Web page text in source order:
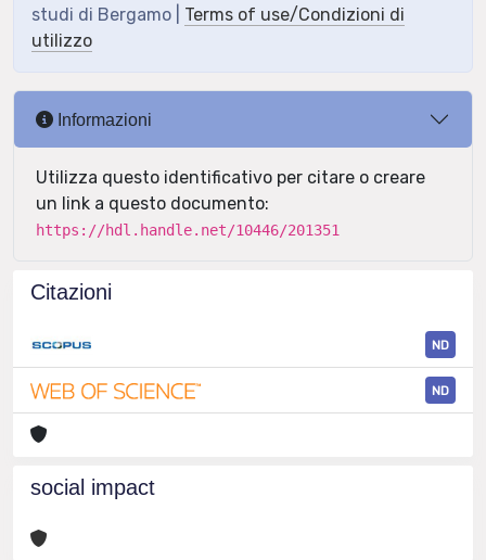
studi di Bergamo | Terms of use/Condizioni di
utilizzo
Informazioni
Utilizza questo identificativo per citare o creare
un link a questo documento:
https://hdl.handle.net/10446/201351
Citazioni
ND
ND
social impact